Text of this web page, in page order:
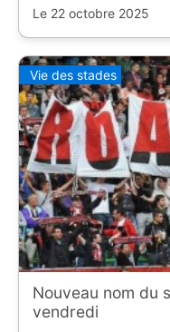
Le 22 octobre 2025
Vie des stades
Nouveau nom du
vendredi